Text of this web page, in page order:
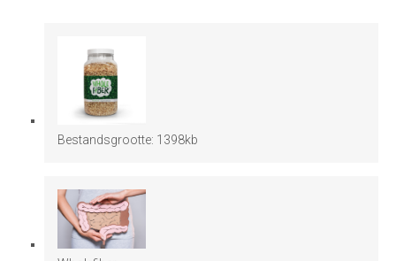
Bestandsgrootte: 1398kb